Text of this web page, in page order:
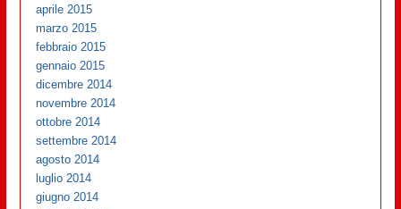
aprile 2015
marzo 2015
febbraio 2015
gennaio 2015
dicembre 2014
novembre 2014
ottobre 2014
settembre 2014
agosto 2014
luglio 2014
giugno 2014